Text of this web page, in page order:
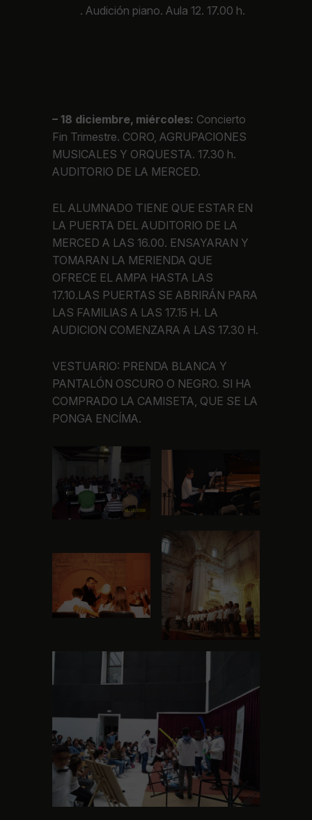
. Audición piano. Aula 12. 17.00 h.
– 18 diciembre, miércoles: Concierto
Fin Trimestre. CORO, AGRUPACIONES
MUSICALES Y ORQUESTA. 17.30 h.
AUDITORIO DE LA MERCED.
EL ALUMNADO TIENE QUE ESTAR EN
LA PUERTA DEL AUDITORIO DE LA
MERCED A LAS 16.00. ENSAYARAN Y
TOMARAN LA MERIENDA QUE
OFRECE EL AMPA HASTA LAS
17.10.LAS PUERTAS SE ABRIRÁN PARA
LAS FAMILIAS A LAS 17.15 H. LA
AUDICION COMENZARA A LAS 17.30 H.
VESTUARIO: PRENDA BLANCA Y
PANTALÓN OSCURO O NEGRO. SI HA
COMPRADO LA CAMISETA, QUE SE LA
PONGA ENCÍMA.